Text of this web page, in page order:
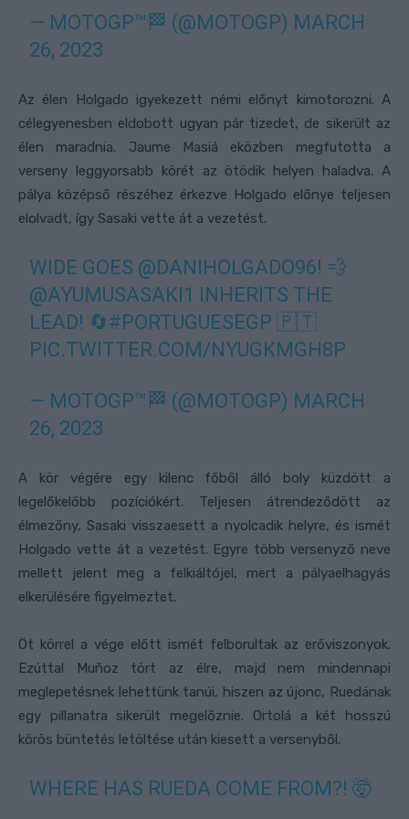
— MOTOGP™🏁 (@MOTOGP) MARCH
26, 2023
Az élen Holgado igyekezett némi előnyt kimotorozni. A
célegyenesben eldobott ugyan pár tizedet, de sikerült az
élen maradnia. Jaume Masiá eközben megfutotta a
verseny leggyorsabb körét az ötödik helyen haladva. A
pálya középső részéhez érkezve Holgado előnye teljesen
elolvadt, így Sasaki vette át a vezetést.
WIDE GOES @DANIHOLGADO96! 💨
@AYUMUSASAKI1 INHERITS THE
LEAD! 🔄#PORTUGUESEGP 🇵🇹
PIC.TWITTER.COM/NYUGKMGH8P
— MOTOGP™🏁 (@MOTOGP) MARCH
26, 2023
A kör végére egy kilenc főből álló boly küzdött a
legelőkelőbb pozíciókért. Teljesen átrendeződött az
élmezőny, Sasaki visszaesett a nyolcadik helyre, és ismét
Holgado vette át a vezetést. Egyre több versenyző neve
mellett jelent meg a felkiáltójel, mert a pályaelhagyás
elkerülésére figyelmeztet.
Öt körrel a vége előtt ismét felborultak az erőviszonyok.
Ezúttal Muñoz tört az élre, majd nem mindennapi
meglepetésnek lehettünk tanúi, hiszen az újonc, Ruedának
egy pillanatra sikerült megelőznie. Ortolá a két hosszú
körös büntetés letöltése után kiesett a versenyből.
WHERE HAS RUEDA COME FROM?! 🤯